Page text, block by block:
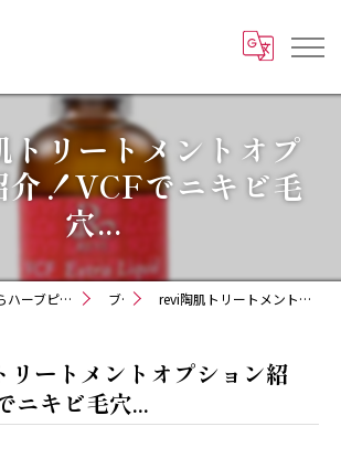
リートメントオプ
介！VCFでニキビ毛
穴...
エステの開業ならハーブピーリング REVI化粧品 正規取扱販売会社 ブログ revi陶肌トリートメントオプション紹介！VCFでニキビ毛穴...
ートメントオプション紹
ニキビ毛穴...